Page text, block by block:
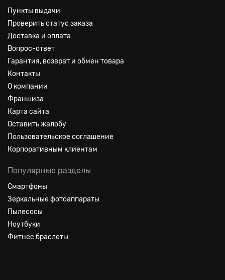
Пункты выдачи
Проверить статус заказа
Доставка и оплата
Вопрос-ответ
Гарантия, возврат и обмен товара
Контакты
О компании
Франшиза
Карта сайта
Оставить жалобу
Пользовательское соглашение
Корпоративным клиентам
Популярные разделы
Смартфоны
Зеркальные фотоаппараты
Пылесосы
Ноутбуки
Фитнес браслеты